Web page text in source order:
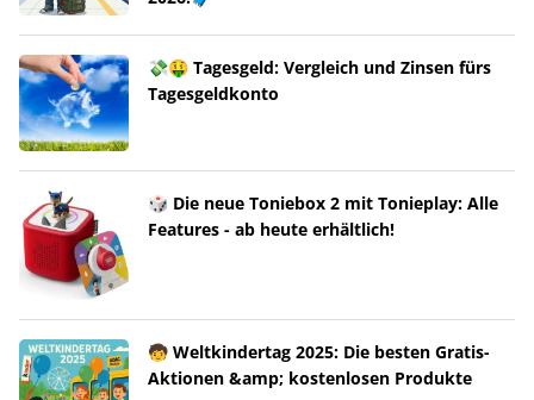
💸🤑 Tagesgeld: Vergleich und Zinsen fürs
Tagesgeldkonto
🎲 Die neue Toniebox 2 mit Tonieplay: Alle
Features - ab heute erhältlich!
🧒 Weltkindertag 2025: Die besten Gratis-
Aktionen &amp; kostenlosen Produkte